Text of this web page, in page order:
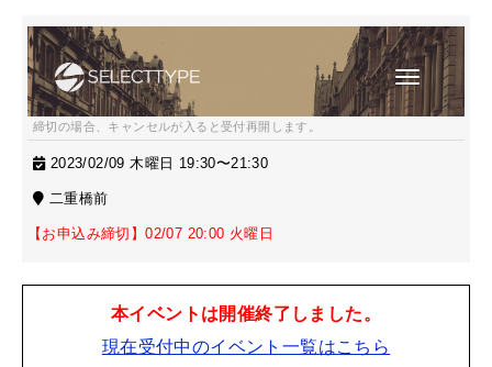
締切の場合、キャンセルが入ると受付再開します。
2023/02/09 木曜日 19:30〜21:30
二重橋前
【お申込み締切】02/07 20:00 火曜日
本イベントは開催終了しました。
現在受付中のイベント一覧はこちら